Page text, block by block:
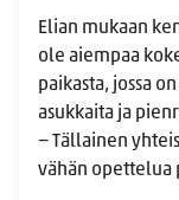
Elian mukaan
ole aiempaa
paikasta, jossa
asukkaita ja
− Tällainen
vähän opettelua